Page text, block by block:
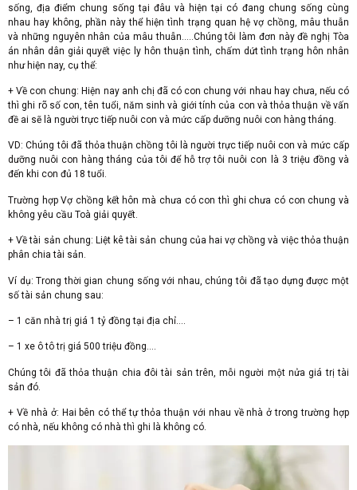
sống, địa điểm chung sống tại đâu và hiện tại có đang chung sống cùng
nhau hay không, phần này thể hiện tình trạng quan hệ vợ chồng, mâu thuẫn
và những nguyên nhân của mâu thuẫn…..Chúng tôi làm đơn này đề nghị Tòa
án nhân dân giải quyết việc ly hôn thuận tình, chấm dứt tình trạng hôn nhân
như hiện nay, cụ thể:
+ Về con chung: Hiện nay anh chị đã có con chung với nhau hay chưa, nếu có
thì ghi rõ số con, tên tuổi, năm sinh và giới tính của con và thỏa thuận về vấn
đề ai sẽ là người trực tiếp nuôi con và mức cấp dưỡng nuôi con hàng tháng.
VD: Chúng tôi đã thỏa thuận chồng tôi là người trực tiếp nuôi con và mức cấp
dưỡng nuôi con hàng tháng của tôi để hỗ trợ tôi nuôi con là 3 triệu đồng và
đến khi con đủ 18 tuổi.
Trường hợp Vợ chồng kết hôn mà chưa có con thì ghi chưa có con chung và
không yêu cầu Toà giải quyết.
+ Về tài sản chung: Liệt kê tài sản chung của hai vợ chồng và việc thỏa thuận
phân chia tài sản.
Ví dụ: Trong thời gian chung sống với nhau, chúng tôi đã tạo dựng được một
số tài sản chung sau:
– 1 căn nhà trị giá 1 tỷ đồng tại địa chỉ….
– 1 xe ô tô trị giá 500 triệu đồng….
Chúng tôi đã thỏa thuận chia đôi tài sản trên, mỗi người một nửa giá trị tài
sản đó.
+ Về nhà ở: Hai bên có thể tự thỏa thuận với nhau về nhà ở trong trường hợp
có nhà, nếu không có nhà thì ghi là không có.